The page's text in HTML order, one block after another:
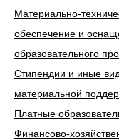
Материально-
обеспечение и
образовательного
Стипендии и иные
материальной
Платные
Финансово-